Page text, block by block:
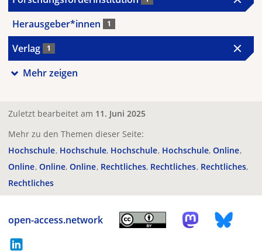
Herausgeber*innen 1
Verlag 1
Mehr zeigen
Zuletzt bearbeitet am 11. Juni 2025
Mehr zu den Themen dieser Seite:
Hochschule Hochschule Hochschule Hochschule Online
Online Online Online Rechtliches Rechtliches Rechtliches
Rechtliches
open-access.network